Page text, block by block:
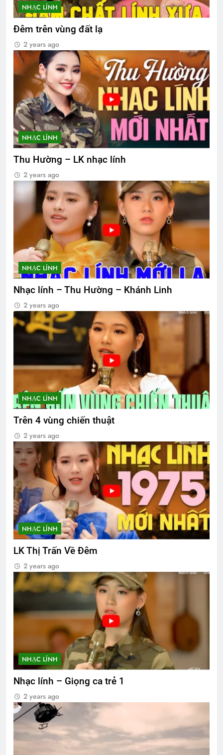
NHẠC LÍNH
Đêm trên vùng đất lạ
2 years ago
NHẠC LÍNH
Thu Hường – LK nhạc lính
2 years ago
NHẠC LÍNH
Nhạc lính – Thu Hường – Khánh Linh
2 years ago
NHẠC LÍNH
Trên 4 vùng chiến thuật
2 years ago
NHẠC LÍNH
LK Thị Trấn Về Đêm
2 years ago
NHẠC LÍNH
Nhạc lính – Giọng ca trẻ 1
2 years ago